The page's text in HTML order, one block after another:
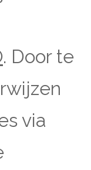
. Door te
via